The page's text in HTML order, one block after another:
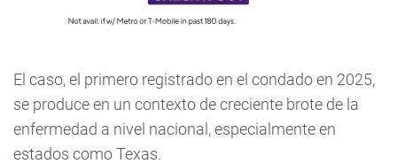
El caso, el primero registrado en el condado en 2025,
se produce en un contexto de creciente brote de la
enfermedad a nivel nacional, especialmente en
estados como Texas.